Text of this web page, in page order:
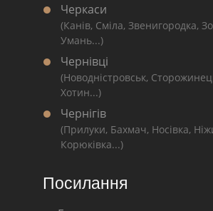
Черкаси
(Канів, Сміла, Звенигородка,
Умань...)
Чернівці
(Новодністровськ,
Хотин...)
Чернігів
(Прилуки, Бахмач, Носівка,
Корюківка...)
Посилання